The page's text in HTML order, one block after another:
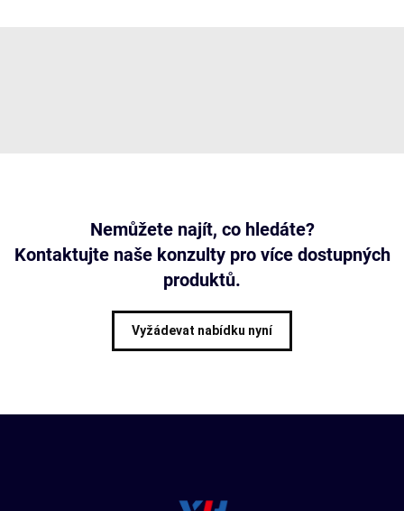
Nemůžete najít, co hledáte?
Kontaktujte naše konzulty pro více dostupných
produktů.
Vyžádevat nabídku nyní